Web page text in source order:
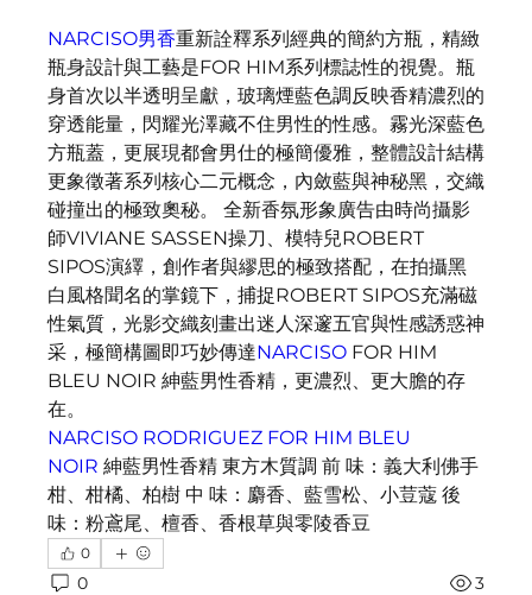
NARCISO男香重新詮釋系列經典的簡約方瓶，精緻
瓶身設計與工藝是FOR HIM系列標誌性的視覺。瓶
身首次以半透明呈獻，玻璃煙藍色調反映香精濃烈的
穿透能量，閃耀光澤藏不住男性的性感。霧光深藍色
方瓶蓋，更展現都會男仕的極簡優雅，整體設計結構
更象徵著系列核心二元概念，內斂藍與神秘黑，交織
碰撞出的極致奧秘。 全新香氛形象廣告由時尚攝影
師VIVIANE SASSEN操刀、模特兒ROBERT
SIPOS演繹，創作者與繆思的極致搭配，在拍攝黑
白風格聞名的掌鏡下，捕捉ROBERT SIPOS充滿磁
性氣質，光影交織刻畫出迷人深邃五官與性感誘惑神
采，極簡構圖即巧妙傳達NARCISO FOR HIM
BLEU NOIR 紳藍男性香精，更濃烈、更大膽的存
在。
NARCISO RODRIGUEZ FOR HIM BLEU
NOIR 紳藍男性香精 東方木質調 前 味：義大利佛手
柑、柑橘、柏樹 中 味：麝香、藍雪松、小荳蔻 後
味：粉鳶尾、檀香、香根草與零陵香豆
0
0 3